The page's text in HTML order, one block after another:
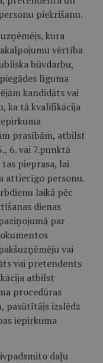
piekrišanu.
kura
vērtība
būvdarbu,
līguma
kandidāts vai
ka tā kvalifikācija
prasībām, atbilst
6. vai 7.punktā
pieprasa, lai
attiecīgo personu.
laikā pēc
dienas
par
vai
vai pretendents
atbilst
procedūras
pasūtītājs izslēdz
iepirkuma
daļu